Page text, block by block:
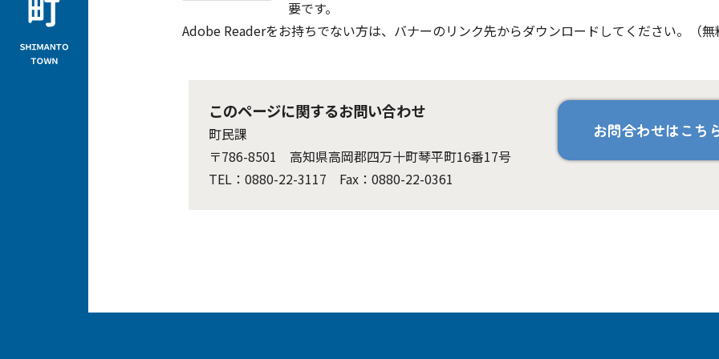
要です。
Adobe Readerをお持ちでない方は、バナーのリンク先からダウンロードしてください。（無
このページに関するお問い合わせ
町民課
〒786-8501 高知県高岡郡四万十町琴平町16番17号
TEL：0880-22-3117 Fax：0880-22-0361
お問合わせはこち